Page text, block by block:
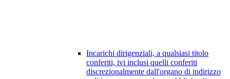
Incarichi dirigenziali, a qualsiasi titolo
conferiti, ivi inclusi quelli conferiti
discrezionalmente dall'organo di indirizzo